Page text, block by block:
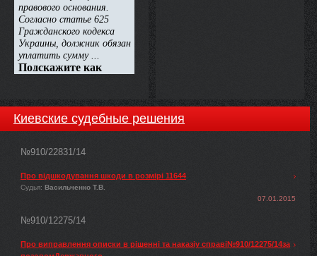
Киевские судебные решения
№910/22831/14
Про відшкодування шкоди в розмірі 11644
Судья: Васильченко Т.В.
07.01.2015
№910/12275/14
Про виправлення описки в рішенні та наказіу справі№910/12275/14за